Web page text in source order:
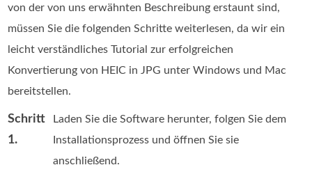
von der von uns erwähnten Beschreibung erstaunt sind,
müssen Sie die folgenden Schritte weiterlesen, da wir ein
leicht verständliches Tutorial zur erfolgreichen
Konvertierung von HEIC in JPG unter Windows und Mac
bereitstellen.
Schritt
1.
Laden Sie die Software herunter, folgen Sie dem
Installationsprozess und öffnen Sie sie
anschließend.